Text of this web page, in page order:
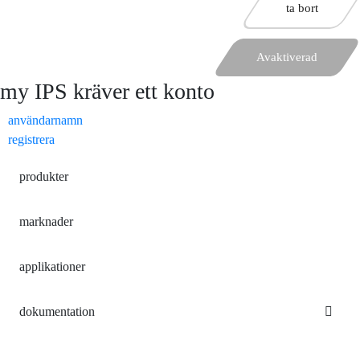
ta bort
Avaktiverad
my IPS kräver ett konto
användarnamn
registrera
produkter
marknader
applikationer
dokumentation